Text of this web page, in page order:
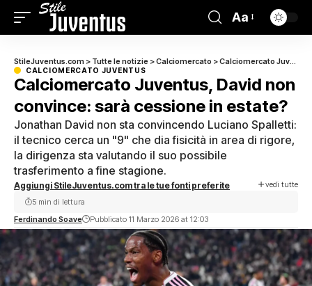
Aa
StileJuventus.com > Tutte le notizie >Calciomercato >Calciomercato Juventus
CALCIOMERCATO JUVENTUS
Calciomercato Juventus, David non
convince: sarà cessione in estate?
Jonathan David non sta convincendo Luciano Spalletti:
il tecnico cerca un "9" che dia fisicità in area di rigore,
la dirigenza sta valutando il suo possibile
trasferimento a fine stagione.
Aggiungi StileJuventus.com tra le tue fonti preferite vedi tutte
Ferdinando Soave Pubblicato 11 Marzo 2026 at 12:03
5 min di lettura